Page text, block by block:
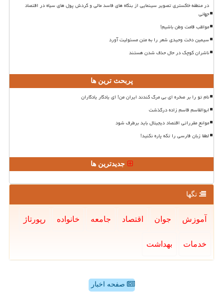
در منطقه خاکستری تصویر سینمایی از بنگاه های فاسد مالی و گردش پول های سیاه در اقتصاد
جهانی
مواظب قامت وطن باشیم!
سیمین دخت وحیدی شعر را به متن مسئولیت آورد
ناشران کوچک در حال حذف شدن هستند
پربحث ترین ها
نام تو را بر صخره ای بی مرگ کندند ایران من! ای یادگار یادگاران
ابوالقاسم قاسم زاده درگذشت
موانع مقرراتی اقتصاد دیجیتال باید برطرف شود
لطفا زبان فارسی را تکه پاره نکنید!
جدیدترین ها
تگها
آموزش جوان اقتصاد جامعه خانواده رپورتاژ
خدمات بهداشت
صفحه اخبار